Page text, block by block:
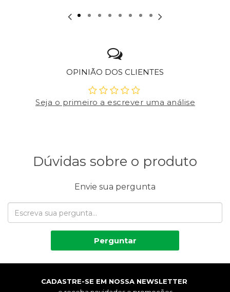
OPINIÃO DOS CLIENTES
Seja o primeiro a escrever uma análise
Dúvidas sobre o produto
Envie sua pergunta
Perguntar
CADASTRE-SE EM NOSSA NEWSLETTER